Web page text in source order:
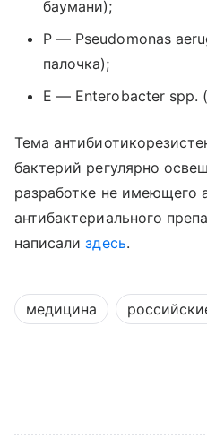
баумани);
P — Pseudomonas
палочка);
E — Enterobacter spp.
Тема
бактерий регулярно
разработке не имеющего
антибактериального
написализдесь.
медицина